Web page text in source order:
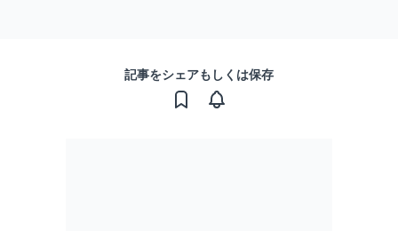
記事をシェアもしくは保存